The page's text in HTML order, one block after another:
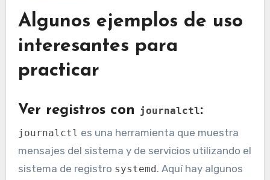
Algunos ejemplos de uso
interesantes para
practicar
Ver registros con journalctl:
journalctl es una herramienta que muestra
mensajes del sistema y de servicios utilizando el
sistema de registro systemd . Aquí hay algunos